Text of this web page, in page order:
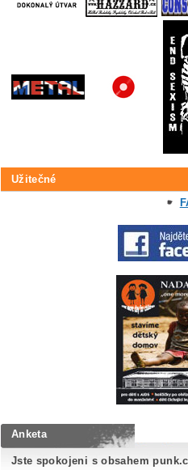
Užitečné
Anketa
Jste spokojeni s obsahem